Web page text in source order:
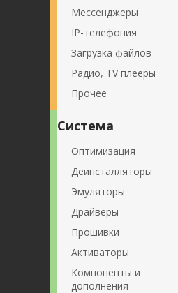
Мессенджеры
IP-телефония
Загрузка файлов
Радио, TV плееры
Прочее
Система
Оптимизация
Деинсталляторы
Эмуляторы
Драйверы
Прошивки
Активаторы
Компоненты и
дополнения